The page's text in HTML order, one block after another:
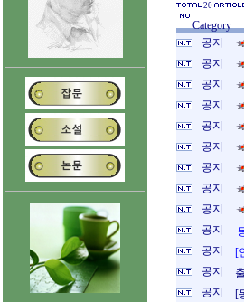
20
Category
공지
공지
공지
공지
공지
공지
공지
공지
공지
공지
공지
[
공지
공지
[